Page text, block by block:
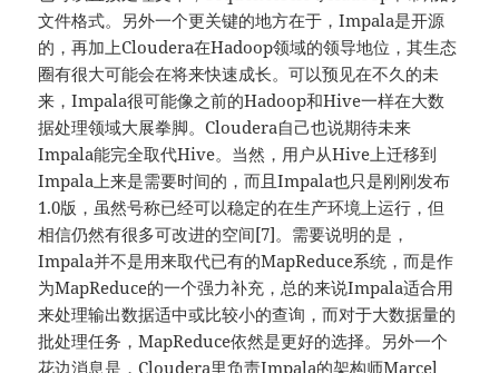
文件格式。另外一个更关键的地方在于，Impala是开源
的，再加上Cloudera在Hadoop领域的领导地位，其生态
圈有很大可能会在将来快速成长。可以预见在不久的未
来，Impala很可能像之前的Hadoop和Hive一样在大数
据处理领域大展拳脚。Cloudera自己也说期待未来
Impala能完全取代Hive。当然，用户从Hive上迁移到
Impala上来是需要时间的，而且Impala也只是刚刚发布
1.0版，虽然号称已经可以稳定的在生产环境上运行，但
相信仍然有很多可改进的空间[7]。需要说明的是，
Impala并不是用来取代已有的MapReduce系统，而是作
为MapReduce的一个强力补充，总的来说Impala适合用
来处理输出数据适中或比较小的查询，而对于大数据量的
批处理任务，MapReduce依然是更好的选择。另外一个
花边消息是，Cloudera里负责Impala的架构师Marcel